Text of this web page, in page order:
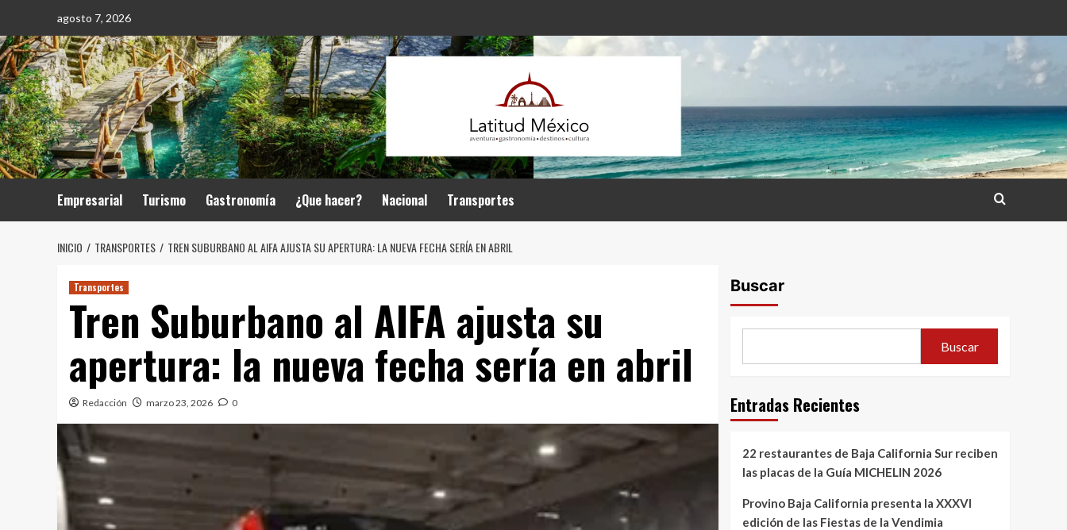
contenido
agosto 7, 2026
Empresarial Turismo Gastronomía ¿Que hacer? Nacional Transportes
INICIO TRANSPORTES TREN SUBURBANO AL AIFA AJUSTA SU APERTURA: LA NUEVA FECHA SERÍA EN ABRIL
Transportes
Tren Suburbano al AIFA ajusta su
apertura: la nueva fecha sería en abril
Redacción marzo 23, 2026 0
Buscar
Buscar
Entradas Recientes
22 restaurantes de Baja California Sur reciben
las placas de la Guía MICHELIN 2026
Provino Baja California presenta la XXXVI
edición de las Fiestas de la Vendimia